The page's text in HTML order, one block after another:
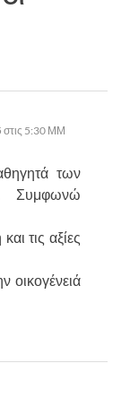
στις 5:30 ΜΜ
των
Συμφωνώ
τις αξίες
οικογένειά